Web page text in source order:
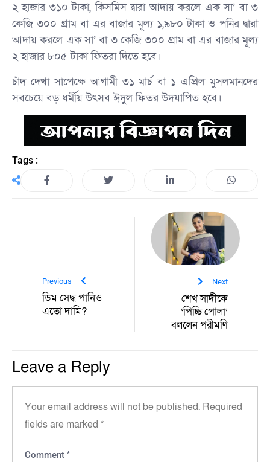
২ হাজার ৩১০ টাকা, কিসমিস দ্বারা আদায় করলে এক সা’ বা ৩
কেজি ৩০০ গ্রাম বা এর বাজার মূল্য ১,৯৮০ টাকা ও পনির দ্বারা
আদায় করলে এক সা’ বা ৩ কেজি ৩০০ গ্রাম বা এর বাজার মূল্য
২ হাজার ৮০৫ টাকা ফিতরা দিতে হবে।
চাঁদ দেখা সাপেক্ষে আগামী ৩১ মার্চ বা ১ এপ্রিল মুসলমানদের
সবচেয়ে বড় ধর্মীয় উৎসব ঈদুল ফিতর উদযাপিত হবে।
Tags :
Previous
ডিম সেদ্ধ পানিও
এতো দামি?
Next
শেখ সাদীকে
‘পিচ্চি পোলা’
বললেন পরীমণি
Leave a Reply
Your email address will not be published. Required
fields are marked *
Comment *